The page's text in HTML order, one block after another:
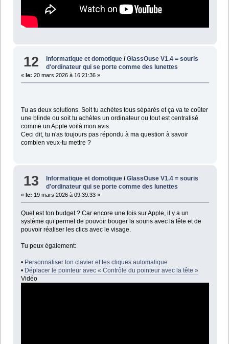
12 Informatique et domotique /GlassOuse V1.4 = souris
d'ordinateur qui se porte comme des lunettes
« le: 20 mars 2026 à 16:21:36 »
Tu as deux solutions. Soit tu achètes tous séparés et ça va te coûter
une blinde ou soit tu achètes un ordinateur ou tout est centralisé
comme un Apple voilà mon avis.
Ceci dit, tu n'as toujours pas répondu à ma question à savoir
combien veux-tu mettre ?
13 Informatique et domotique /GlassOuse V1.4 = souris
d'ordinateur qui se porte comme des lunettes
« le: 19 mars 2026 à 09:39:33 »
Quel est ton budget ? Car encore une fois sur Apple, il y a un
système qui permet de pouvoir bouger la souris avec la tête et de
pouvoir réaliser les clics avec le visage.
Tu peux également:
• Personnaliser ton clavier et tes cliques automatique
• Déplacer le pointeur avec « Contrôle du pointeur avec la tête »
Vidéo